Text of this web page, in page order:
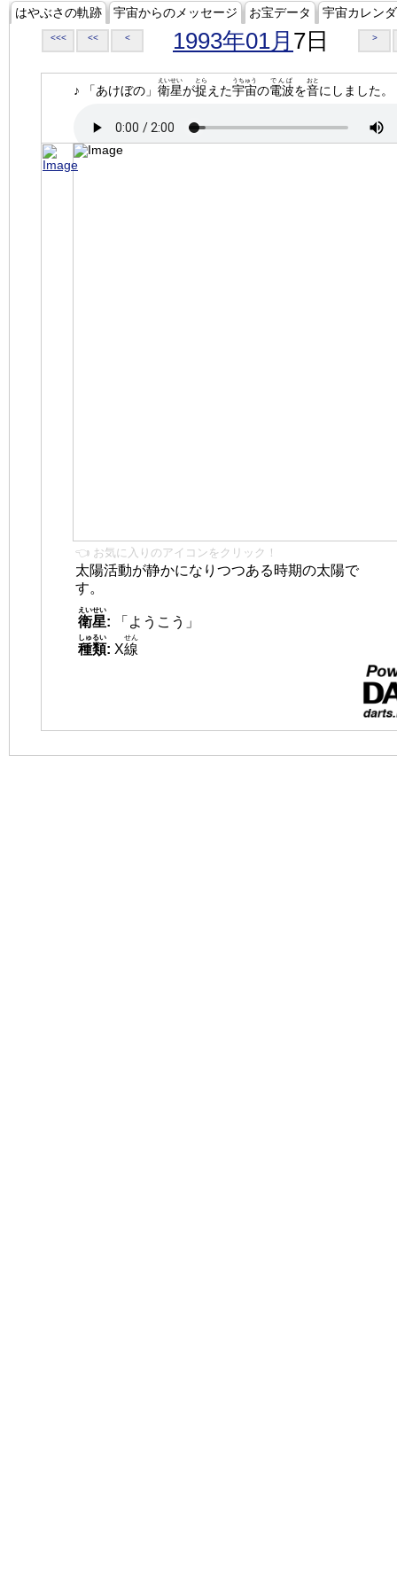
はやぶさの軌跡 宇宙からのメッセージ お宝データ 宇宙カレン
<<< << < 1993年01月 7日 >
♪ 「あけぼの」 衛星
えいせい
が捉
とら
えた宇宙
うちゅう
の電波
でんぱ
を音
おと
にしました。
👈 お気に入りのアイコンをクリック！
太陽活動が静かになりつつある時期の太陽で
す。
衛星
えいせい
:
「ようこう」
種類
しゅるい
: X線
せん